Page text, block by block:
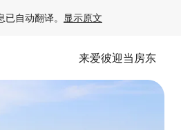
已自动翻译。 显示原文
来爱彼迎当房东